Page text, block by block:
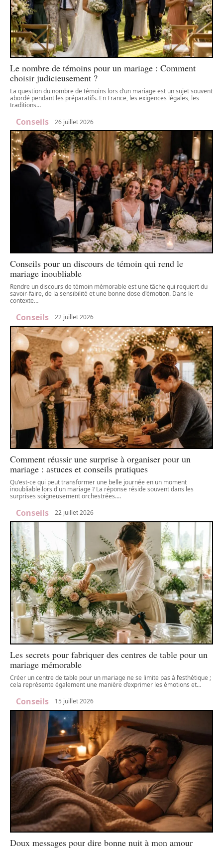
Le nombre de témoins pour un mariage : Comment
choisir judicieusement ?
La question du nombre de témoins lors d’un mariage est un sujet souvent
abordé pendant les préparatifs. En France, les exigences légales, les
traditions…
Conseils 26 juillet 2026
Conseils pour un discours de témoin qui rend le
mariage inoubliable
Rendre un discours de témoin mémorable est une tâche qui requiert du
savoir-faire, de la sensibilité et une bonne dose d'émotion. Dans le
contexte…
Conseils 22 juillet 2026
Comment réussir une surprise à organiser pour un
mariage : astuces et conseils pratiques
Qu'est-ce qui peut transformer une belle journée en un moment
inoubliable lors d'un mariage ? La réponse réside souvent dans les
surprises soigneusement orchestrées.…
Conseils 22 juillet 2026
Les secrets pour fabriquer des centres de table pour un
mariage mémorable
Créer un centre de table pour un mariage ne se limite pas à l’esthétique ;
cela représente également une manière d’exprimer les émotions et…
Conseils 15 juillet 2026
Doux messages pour dire bonne nuit à mon amour